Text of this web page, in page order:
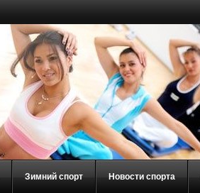
Зимний спорт Новости спорта